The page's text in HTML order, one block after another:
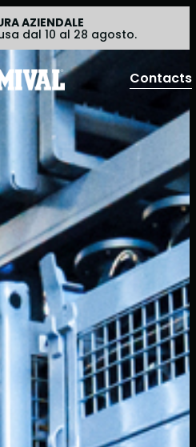
AZIENDALE
dal 10 al 28 agosto.
Contacts